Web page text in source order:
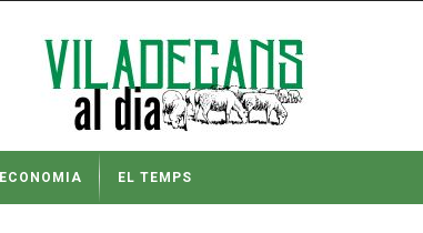
ECONOMIA EL TEMPS